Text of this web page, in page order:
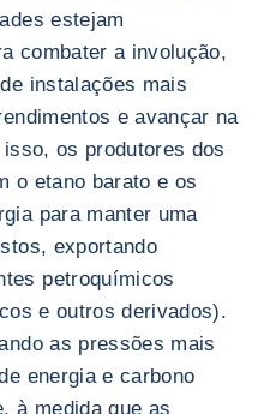
estejam
combater a involução,
instalações mais
e avançar na
os produtores dos
o etano barato e os
para manter uma
exportando
petroquímicos
e outros derivados).
as pressões mais
energia e carbono
à medida que as